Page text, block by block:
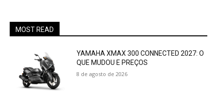
MOST READ
YAMAHA XMAX 300 CONNECTED 2027: O
QUE MUDOU E PREÇOS
8 de agosto de 2026